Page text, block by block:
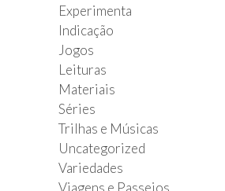
Experimenta
Indicação
Jogos
Leituras
Materiais
Séries
Trilhas e Músicas
Uncategorized
Variedades
Viagens e Passeios